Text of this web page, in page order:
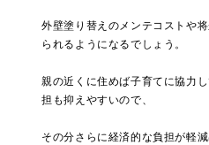
外壁塗り替えのメンテコストや
られるようになるでしょう。
親の近くに住めば子育てに協力
担も抑えやすいので、
その分さらに経済的な負担が軽